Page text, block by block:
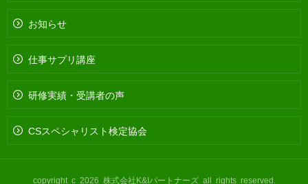
お知らせ
仕事サプリ講座
研修実績・受講者の声
CSスペシャリスト検定協会
copyright c 2026 株式会社K&Iパートナーズ all rights reserved.